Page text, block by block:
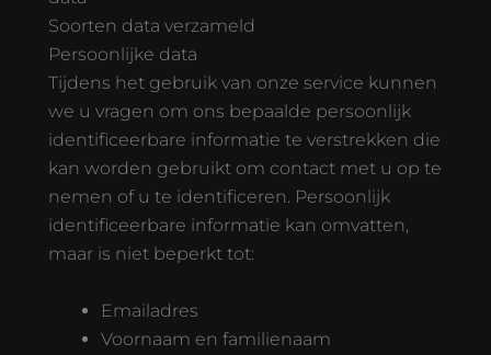
Soorten data verzameld
Persoonlijke data
Tijdens het gebruik van onze service kunnen
we u vragen om ons bepaalde persoonlijk
identificeerbare informatie te verstrekken die
kan worden gebruikt om contact met u op te
nemen of u te identificeren. Persoonlijk
identificeerbare informatie kan omvatten,
maar is niet beperkt tot:
Emailadres
Voornaam en familienaam